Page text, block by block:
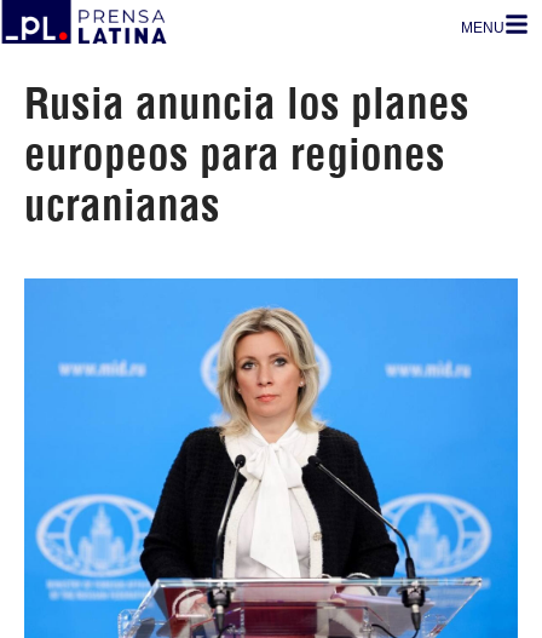
MENU
Rusia anuncia los planes
europeos para regiones
ucranianas